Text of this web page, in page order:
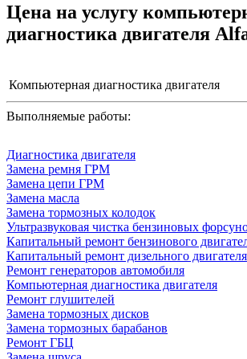
Цена на услугу
диагностика двигателя
Компьютерная диагностика двигателя
Выполняемые работы:
Диагностика двигателя
Замена ремня ГРМ
Замена цепи ГРМ
Замена масла
Замена тормозных колодок
Ультразвуковая чистка бензиновых
Капитальный ремонт бензинового
Капитальный ремонт дизельного двигателя
Ремонт генераторов автомобиля
Компьютерная диагностика двигателя
Ремонт глушителей
Замена тормозных дисков
Замена тормозных барабанов
Ремонт ГБЦ